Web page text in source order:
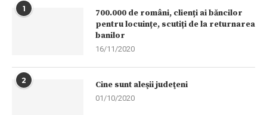
1
700.000 de români, clienți ai băncilor
pentru locuințe, scutiți de la returnarea
banilor
16/11/2020
2 Cine sunt aleşii judeţeni
01/10/2020